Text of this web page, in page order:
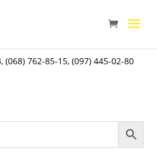
,(068) 762-85-15,(097) 445-02-80